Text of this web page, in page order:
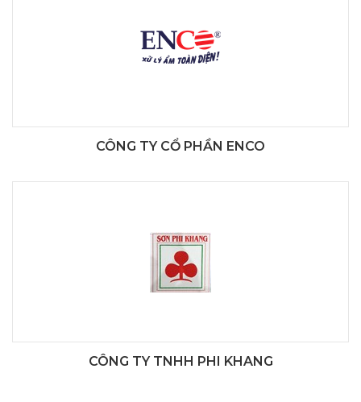
CÔNG TY CỔ PHẦN ENCO
CÔNG TY TNHH PHI KHANG